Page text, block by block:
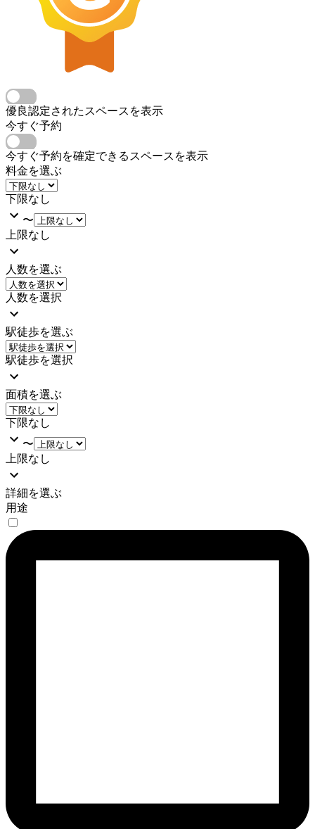
優良認定されたスペースを表示
今すぐ予約
今すぐ予約を確定できるスペースを表示
料金を選ぶ
下限なし
〜
上限なし
人数を選ぶ
人数を選択
駅徒歩を選ぶ
駅徒歩を選択
面積を選ぶ
下限なし
〜
上限なし
詳細を選ぶ
用途